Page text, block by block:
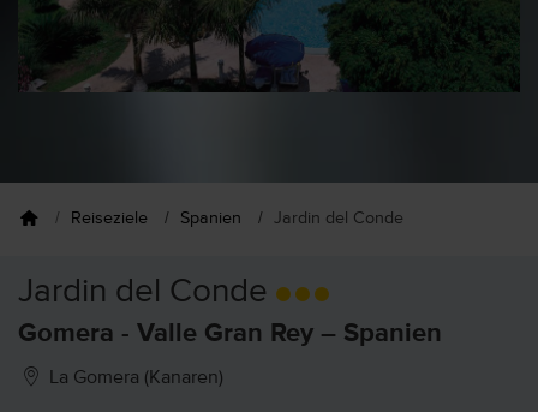
Reiseziele Spanien Jardin del Conde
Jardin del Conde
Gomera - Valle Gran Rey – Spanien
La Gomera (Kanaren)